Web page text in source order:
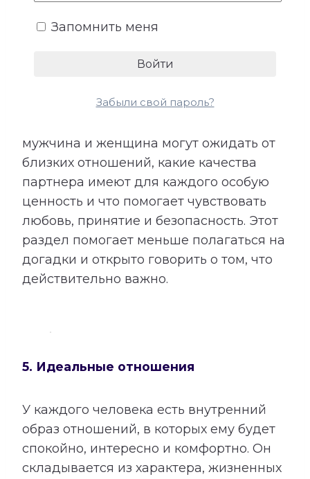
потребности произносятся вслух,
становится причиной обид и
мужчина и женщина могут ожидать от
близких отношений, какие качества
партнера имеют для каждого особую
ценность и что помогает чувствовать
любовь, принятие и безопасность. Этот
раздел помогает меньше полагаться на
догадки и открыто говорить о том, что
действительно важно.
5. Идеальные отношения
У каждого человека есть внутренний
образ отношений, в которых ему будет
спокойно, интересно и комфортно. Он
складывается из характера, жизненных
Запомнить меня
Забыли свой пароль?